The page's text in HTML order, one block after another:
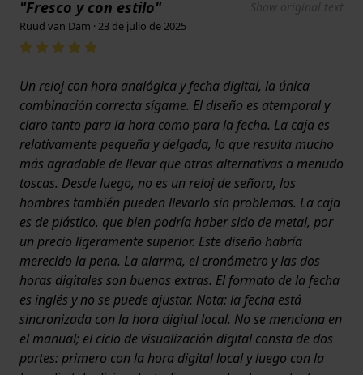
"Fresco y con estilo" Show original text
Ruud van Dam · 23 de julio de 2025
Un reloj con hora analógica y fecha digital, la única
combinación correcta sígame. El diseño es atemporal y
claro tanto para la hora como para la fecha. La caja es
relativamente pequeña y delgada, lo que resulta mucho
más agradable de llevar que otras alternativas a menudo
toscas. Desde luego, no es un reloj de señora, los
hombres también pueden llevarlo sin problemas. La caja
es de plástico, que bien podría haber sido de metal, por
un precio ligeramente superior. Este diseño habría
merecido la pena. La alarma, el cronómetro y las dos
horas digitales son buenos extras. El formato de la fecha
es inglés y no se puede ajustar. Nota: la fecha está
sincronizada con la hora digital local. No se menciona en
el manual; el ciclo de visualización digital consta de dos
partes: primero con la hora digital local y luego con la